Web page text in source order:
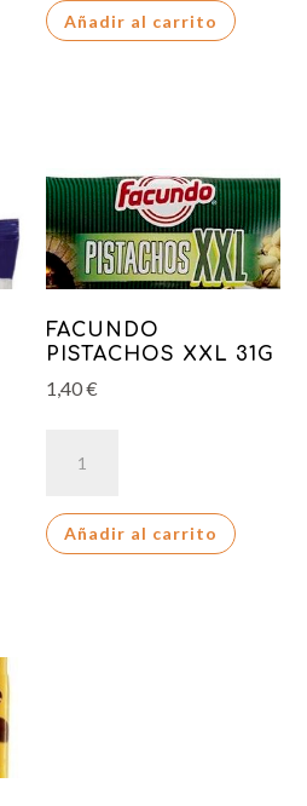
Añadir al carrito
FACUNDO
PISTACHOS XXL 31G
1,40€
PISTACHOS
31GAñadir al carrito